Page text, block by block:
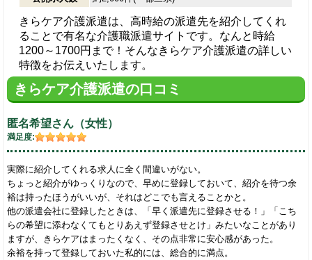
きらケア介護派遣は、高時給の派遣先を紹介してくれ
ることで有名な介護職派遣サイトです。なんと時給
1200～1700円まで！そんなきらケア介護派遣の詳しい
特徴をお伝えいたします。
きらケア介護派遣の口コミ
匿名希望さん（女性）
満足度:
実際に紹介してくれる求人に全く間違いがない。
ちょっと紹介がゆっくりなので、早めに登録しておいて、紹介を待つ余
裕は持ったほうがいいが、それはどこでも言えることかと。
他の派遣会社に登録したときは、「早く派遣先に登録させる！」「こち
らの希望に添わなくてもとりあえず登録させとけ」みたいなことがあり
ますが、きらケアはまったくなく、その点非常に安心感があった。
余裕を持って登録しておいた私的には、総合的に満点。